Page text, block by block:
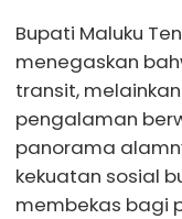
Bupati Maluku
menegaskan
transit,
pengalaman
panorama
kekuatan sosial
membekas bagi